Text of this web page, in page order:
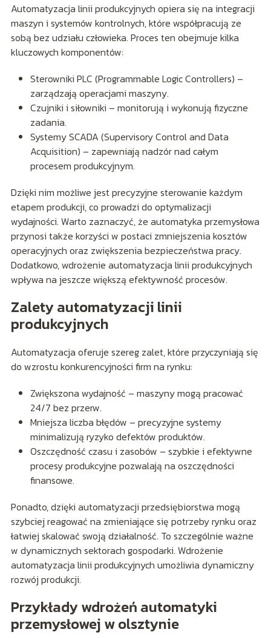
Automatyzacja linii produkcyjnych opiera się na integracji
maszyn i systemów kontrolnych, które współpracują ze
sobą bez udziału człowieka. Proces ten obejmuje kilka
kluczowych komponentów:
Sterowniki PLC (Programmable Logic Controllers) –
zarządzają operacjami maszyny.
Czujniki i siłowniki – monitorują i wykonują fizyczne
zadania.
Systemy SCADA (Supervisory Control and Data
Acquisition) – zapewniają nadzór nad całym
procesem produkcyjnym.
Dzięki nim możliwe jest precyzyjne sterowanie każdym
etapem produkcji, co prowadzi do optymalizacji
wydajności. Warto zaznaczyć, że automatyka przemysłowa
przynosi także korzyści w postaci zmniejszenia kosztów
operacyjnych oraz zwiększenia bezpieczeństwa pracy.
Dodatkowo, wdrożenie automatyzacja linii produkcyjnych
wpływa na jeszcze większą efektywność procesów.
Zalety automatyzacji linii
produkcyjnych
Automatyzacja oferuje szereg zalet, które przyczyniają się
do wzrostu konkurencyjności firm na rynku:
Zwiększona wydajność – maszyny mogą pracować
24/7 bez przerw.
Mniejsza liczba błędów – precyzyjne systemy
minimalizują ryzyko defektów produktów.
Oszczędność czasu i zasobów – szybkie i efektywne
procesy produkcyjne pozwalają na oszczędności
finansowe.
Ponadto, dzięki automatyzacji przedsiębiorstwa mogą
szybciej reagować na zmieniające się potrzeby rynku oraz
łatwiej skalować swoją działalność. To szczególnie ważne
w dynamicznych sektorach gospodarki. Wdrożenie
automatyzacja linii produkcyjnych umożliwia dynamiczny
rozwój produkcji.
Przykłady wdrożeń automatyki
przemysłowej w olsztynie